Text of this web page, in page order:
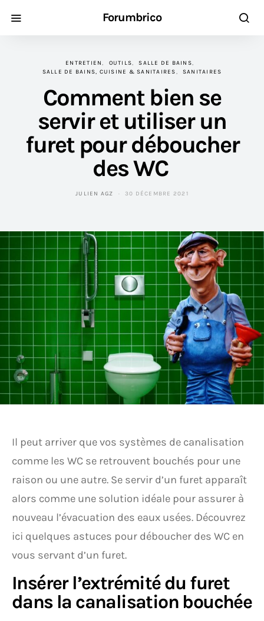
Forumbrico
ENTRETIEN OUTILS
SALLE DE BAINS
SALLE DE BAINS, CUISINE & SANITAIRES
SANITAIRES
Comment bien se
servir et utiliser un
furet pour déboucher
des WC
JULIEN AGZ 30 DÉCEMBRE 2021
Il peut arriver que vos systèmes de canalisation
comme les WC se retrouvent bouchés pour une
raison ou une autre. Se servir d’un furet apparaît
alors comme une solution idéale pour assurer à
nouveau l’évacuation des eaux usées. Découvrez
ici quelques astuces pour déboucher des WC en
vous servant d’un furet.
Insérer l’extrémité du furet
dans la canalisation bouchée